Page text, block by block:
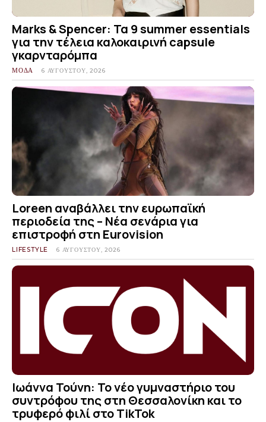
Marks & Spencer: Τα 9 summer essentials
για την τέλεια καλοκαιρινή capsule
γκαρνταρόμπα
ΜΟΔΑ 6 ΑΥΓΟΎΣΤΟΥ, 2026
Loreen αναβάλλει την ευρωπαϊκή
περιοδεία της – Νέα σενάρια για
επιστροφή στη Eurovision
LIFESTYLE 6 ΑΥΓΟΎΣΤΟΥ, 2026
Ιωάννα Τούνη: Το νέο γυμναστήριο του
συντρόφου της στη Θεσσαλονίκη και το
τρυφερό φιλί στο TikTok